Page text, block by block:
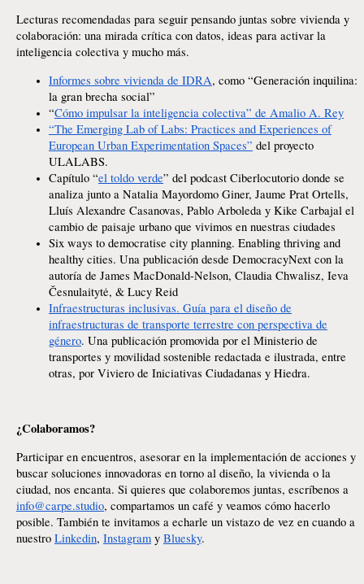
Lecturas recomendadas para seguir pensando juntas sobre vivienda y
colaboración: una mirada crítica con datos, ideas para activar la
inteligencia colectiva y mucho más.
Informes sobre vivienda de IDRA, como “Generación inquilina:
la gran brecha social”
“Cómo impulsar la inteligencia colectiva” de Amalio A. Rey
“The Emerging Lab of Labs: Practices and Experiences of
European Urban Experimentation Spaces” del proyecto
ULALABS.
Capítulo “el toldo verde” del podcast Ciberlocutorio donde se
analiza junto a Natalia Mayordomo Giner, Jaume Prat Ortells,
Lluís Alexandre Casanovas, Pablo Arboleda y Kike Carbajal el
cambio de paisaje urbano que vivimos en nuestras ciudades
Six ways to democratise city planning. Enabling thriving and
healthy cities. Una publicación desde DemocracyNext con la
autoría de James MacDonald-Nelson, Claudia Chwalisz, Ieva
Česnulaitytė, & Lucy Reid
Infraestructuras inclusivas. Guía para el diseño de
infraestructuras de transporte terrestre con perspectiva de
género. Una publicación promovida por el Ministerio de
transportes y movilidad sostenible redactada e ilustrada, entre
otras, por Viviero de Iniciativas Ciudadanas y Hiedra.
¿Colaboramos?
Participar en encuentros, asesorar en la implementación de acciones y
buscar soluciones innovadoras en torno al diseño, la vivienda o la
ciudad, nos encanta. Si quieres que colaboremos juntas, escríbenos a
info@carpe.studio, compartamos un café y veamos cómo hacerlo
posible. También te invitamos a echarle un vistazo de vez en cuando a
nuestro Linkedin, Instagram y Bluesky.